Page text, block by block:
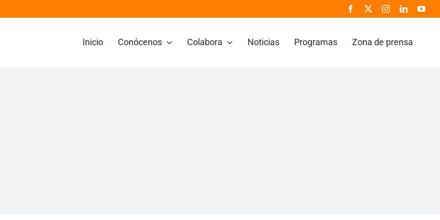
Inicio Conócenos Colabora Noticias Programas Zona de prensa